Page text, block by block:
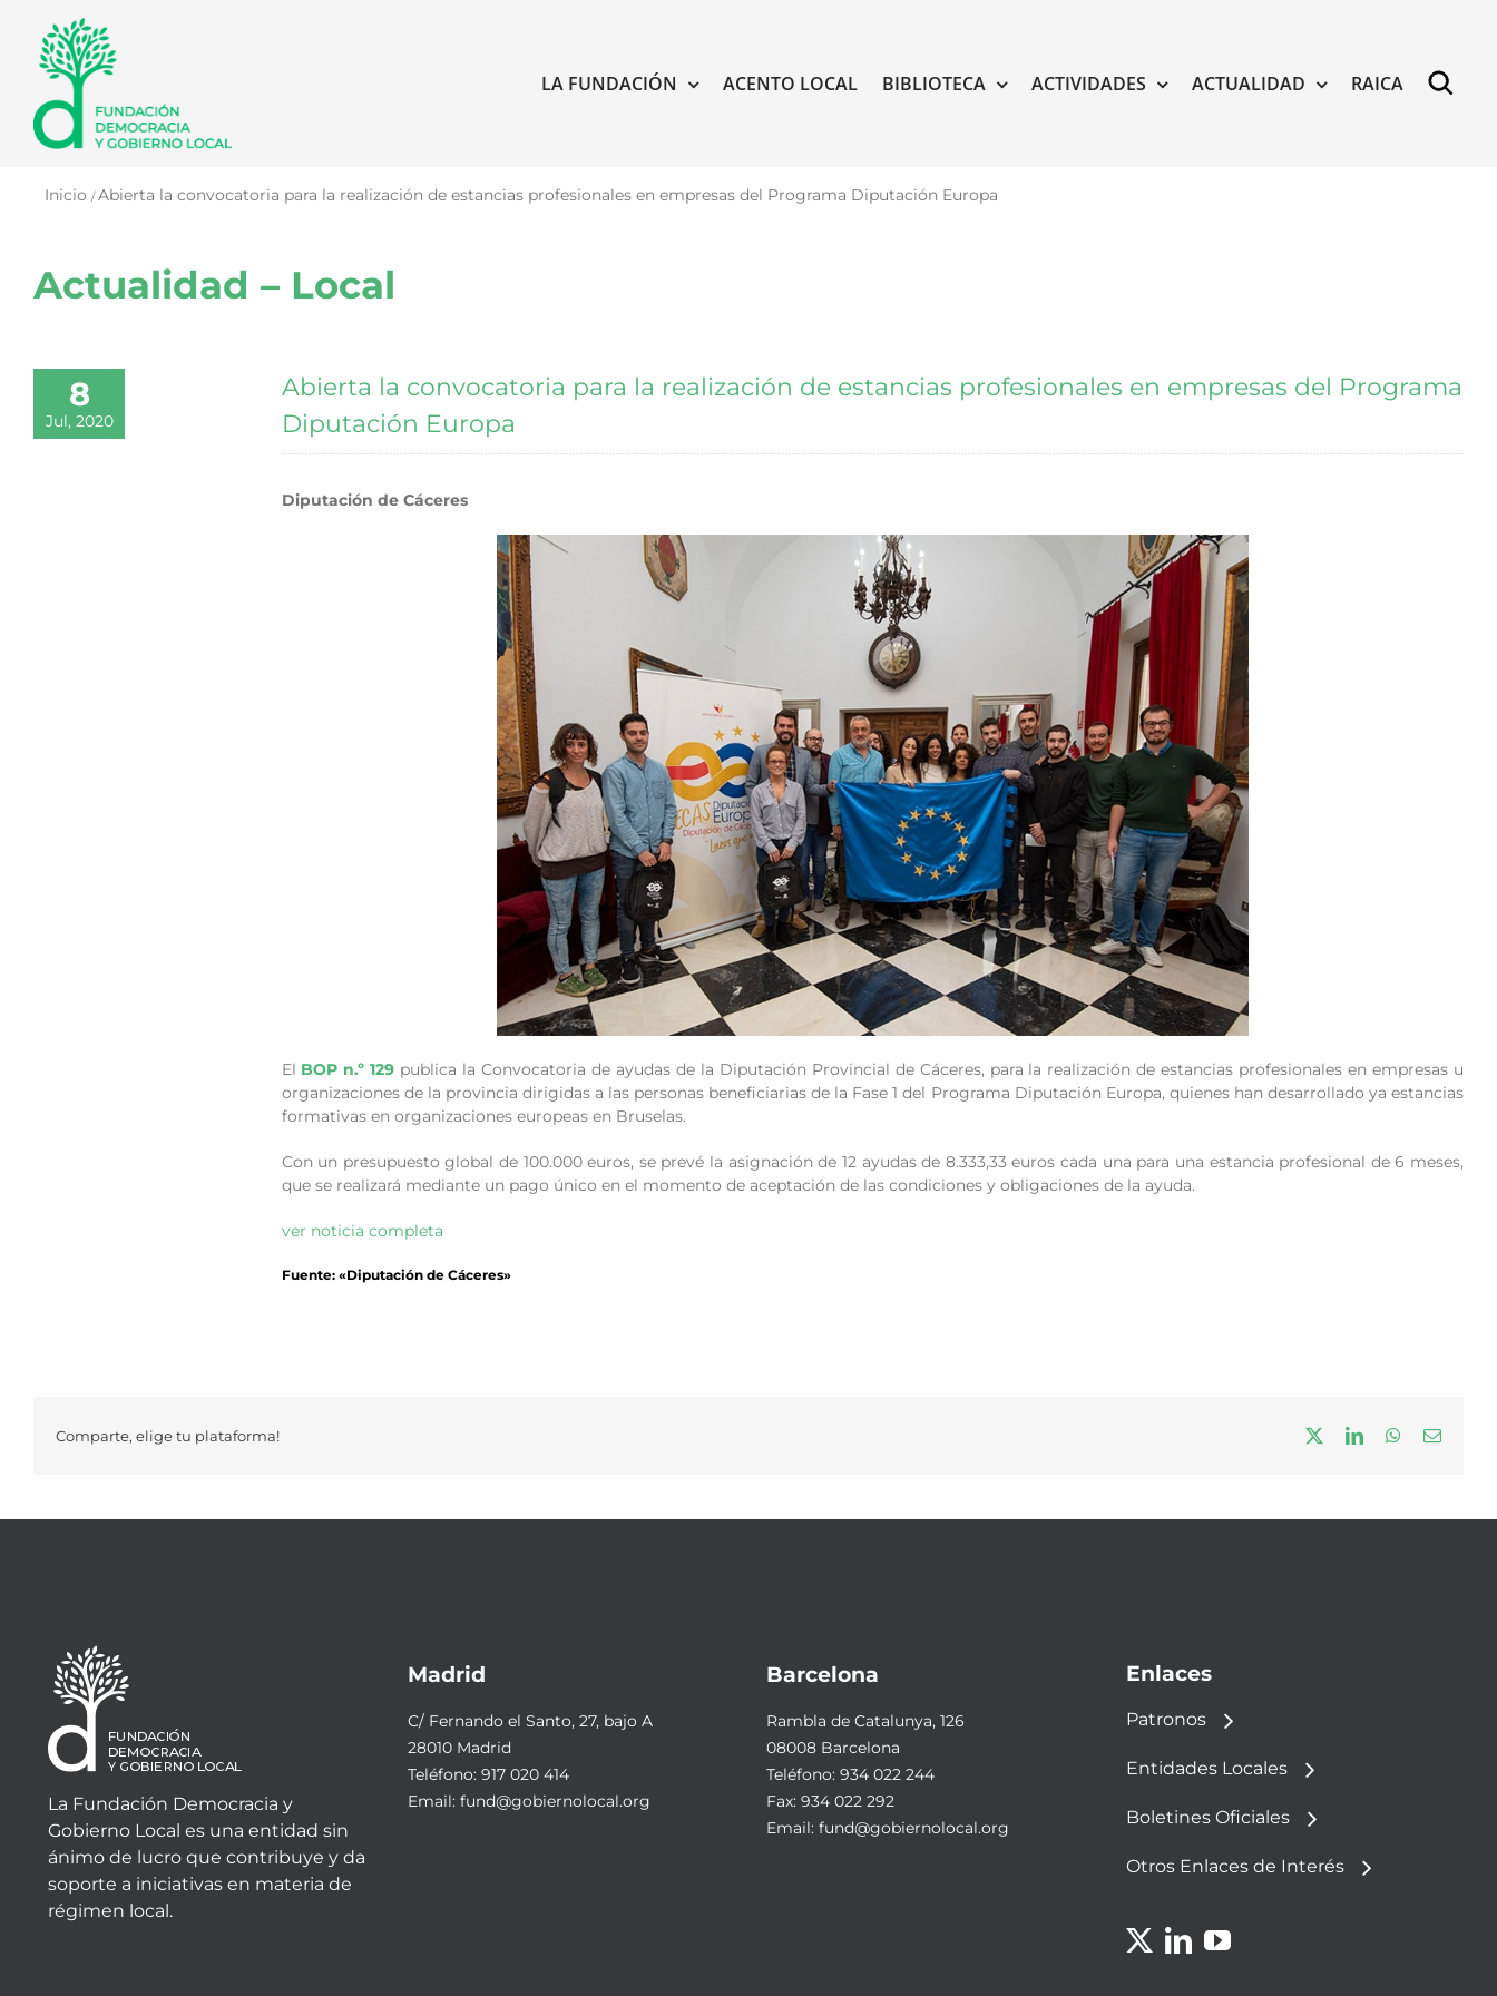
contenido
LA FUNDACIÓN ACENTO LOCAL BIBLIOTECA ACTIVIDADES ACTUALIDAD RAICA
Inicio Abierta la convocatoria para la realización de estancias profesionales en empresas del Programa Diputación Europa
Actualidad – Local
8
Jul, 2020
Abierta la convocatoria para la realización de estancias profesionales en empresas del Programa
Diputación Europa
Diputación de Cáceres
El BOP n.º 129 publica la Convocatoria de ayudas de la Diputación Provincial de Cáceres, para la realización de estancias profesionales en empresas u
organizaciones de la provincia dirigidas a las personas beneficiarias de la Fase 1 del Programa Diputación Europa, quienes han desarrollado ya estancias
formativas en organizaciones europeas en Bruselas.
Con un presupuesto global de 100.000 euros, se prevé la asignación de 12 ayudas de 8.333,33 euros cada una para una estancia profesional de 6 meses,
que se realizará mediante un pago único en el momento de aceptación de las condiciones y obligaciones de la ayuda.
ver noticia completa
Fuente: «Diputación de Cáceres»
Comparte, elige tu plataforma! LinkedInWhatsApp
Correo
La Fundación Democracia y
Gobierno Local es una entidad sin
ánimo de lucro que contribuye y da
soporte a iniciativas en materia de
régimen local.
Madrid
C/ Fernando el Santo, 27, bajo A
28010 Madrid
Teléfono: 917 020 414
Email: fund@gobiernolocal.org
Barcelona
Rambla de Catalunya, 126
08008 Barcelona
Teléfono: 934 022 244
Fax: 934 022 292
Email: fund@gobiernolocal.org
Enlaces
Patronos
Entidades Locales
Boletines Oficiales
Otros Enlaces de Interés